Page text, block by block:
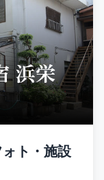
浜栄
ト・施設